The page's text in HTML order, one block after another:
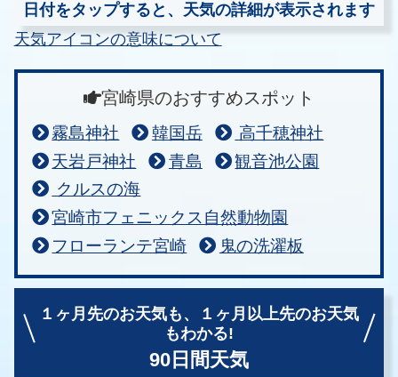
日付をタップすると、天気の詳細が表示されます
天気アイコンの意味について
宮崎県のおすすめスポット
霧島神社 韓国岳
高千穂神社
天岩戸神社
青島
観音池公園
クルスの海
宮崎市フェニックス自然動物園
フローランテ宮崎
鬼の洗濯板
１ヶ月先のお天気も、
１ヶ月以上先のお天気
もわかる!
90日間天気